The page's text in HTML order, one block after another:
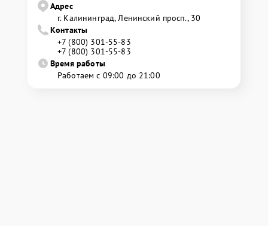
Адрес
г. Калининград, Ленинский просп., 30
Контакты
+7 (800) 301-55-83
+7 (800) 301-55-83
Время работы
Работаем с 09:00 до 21:00